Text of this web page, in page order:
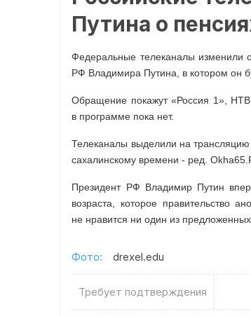
Путина о
Федеральные телеканалы изменили
РФ Владимира Путина, в котором он
Обращение покажут «Россия 1»,
в программе пока нет.
Телеканалы выделили на
сахалинскому времени - ред.
Президент РФ Владимир Путин
возраста, которое правительство
не нравится ни один из
Фото: drexel.edu
Требует подтверждения